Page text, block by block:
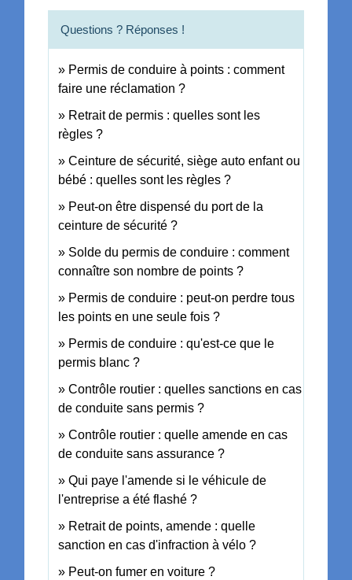
Questions ? Réponses !
Permis de conduire à points : comment
faire une réclamation ?
Retrait de permis : quelles sont les
règles ?
Ceinture de sécurité, siège auto enfant ou
bébé : quelles sont les règles ?
Peut-on être dispensé du port de la
ceinture de sécurité ?
Solde du permis de conduire : comment
connaître son nombre de points ?
Permis de conduire : peut-on perdre tous
les points en une seule fois ?
Permis de conduire : qu'est-ce que le
permis blanc ?
Contrôle routier : quelles sanctions en cas
de conduite sans permis ?
Contrôle routier : quelle amende en cas
de conduite sans assurance ?
Qui paye l'amende si le véhicule de
l'entreprise a été flashé ?
Retrait de points, amende : quelle
sanction en cas d'infraction à vélo ?
Peut-on fumer en voiture ?